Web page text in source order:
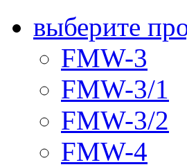
выберите
FMW-3
FMW-3/1
FMW-3/2
FMW-4